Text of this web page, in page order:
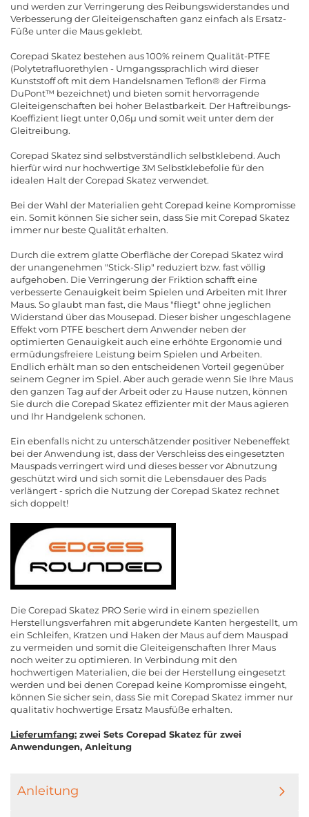
und werden zur Verringerung des Reibungswiderstandes und
Verbesserung der Gleiteigenschaften ganz einfach als Ersatz-
Füße unter die Maus geklebt.
Corepad Skatez bestehen aus 100% reinem Qualität-PTFE
(Polytetrafluorethylen - Umgangssprachlich wird dieser
Kunststoff oft mit dem Handelsnamen Teflon® der Firma
DuPont™ bezeichnet) und bieten somit hervorragende
Gleiteigenschaften bei hoher Belastbarkeit. Der Haftreibungs-
Koeffizient liegt unter 0,06µ und somit weit unter dem der
Gleitreibung.
Corepad Skatez sind selbstverständlich selbstklebend. Auch
hierfür wird nur hochwertige 3M Selbstklebefolie für den
idealen Halt der Corepad Skatez verwendet.
Bei der Wahl der Materialien geht Corepad keine Kompromisse
ein. Somit können Sie sicher sein, dass Sie mit Corepad Skatez
immer nur beste Qualität erhalten.
Durch die extrem glatte Oberfläche der Corepad Skatez wird
der unangenehmen "Stick-Slip" reduziert bzw. fast völlig
aufgehoben. Die Verringerung der Friktion schafft eine
verbesserte Genauigkeit beim Spielen und Arbeiten mit Ihrer
Maus. So glaubt man fast, die Maus "fliegt" ohne jeglichen
Widerstand über das Mousepad. Dieser bisher ungeschlagene
Effekt vom PTFE beschert dem Anwender neben der
optimierten Genauigkeit auch eine erhöhte Ergonomie und
ermüdungsfreiere Leistung beim Spielen und Arbeiten.
Endlich erhält man so den entscheidenen Vorteil gegenüber
seinem Gegner im Spiel. Aber auch gerade wenn Sie Ihre Maus
den ganzen Tag auf der Arbeit oder zu Hause nutzen, können
Sie durch die Corepad Skatez effizienter mit der Maus agieren
und Ihr Handgelenk schonen.
Ein ebenfalls nicht zu unterschätzender positiver Nebeneffekt
bei der Anwendung ist, dass der Verschleiss des eingesetzten
Mauspads verringert wird und dieses besser vor Abnutzung
geschützt wird und sich somit die Lebensdauer des Pads
verlängert - sprich die Nutzung der Corepad Skatez rechnet
sich doppelt!
Die Corepad Skatez PRO Serie wird in einem speziellen
Herstellungsverfahren mit abgerundete Kanten hergestellt, um
ein Schleifen, Kratzen und Haken der Maus auf dem Mauspad
zu vermeiden und somit die Gleiteigenschaften Ihrer Maus
noch weiter zu optimieren. In Verbindung mit den
hochwertigen Materialien, die bei der Herstellung eingesetzt
werden und bei denen Corepad keine Kompromisse eingeht,
können Sie sicher sein, dass Sie mit Corepad Skatez immer nur
qualitativ hochwertige Ersatz Mausfüße erhalten.
Lieferumfang: zwei Sets Corepad Skatez für zwei
Anwendungen, Anleitung
Anleitung